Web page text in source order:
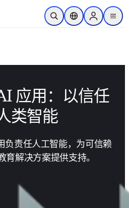
跳转到主内容
开放搜索位置选择器Sign in to
menu
应用：以信任
类智能
负责任人工智能，为可信赖
解决方案提供支持。